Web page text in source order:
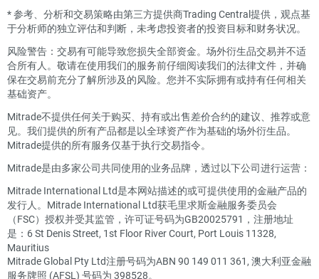
*参考、分析和交易策略由第三方提供商Trading Central提供，观点基
于分析师的独立评估和判断，未考虑投资者的投资目标和财务状况。
风险警告：交易有可能导致您损失全部资金。场外衍生品交易并不适
合所有人。敬请在使用我们的服务前仔细阅读我们的法律文件，并确
保在交易前充分了解所涉及的风险。您并不实际拥有或持有任何相关
基础资产。
Mitrade不提供任何关于购买、持有或出售差价合约的建议、推荐或意
见。我们提供的所有产品都是以全球资产作为基础的场外衍生品。
Mitrade提供的所有服务仅基于执行交易指令。
Mitrade是由多家公司共同使用的业务品牌，透过以下公司进行运营：
Mitrade International Ltd是本网站描述的或可提供使用的金融产品的
发行人。Mitrade International Ltd获毛里求斯金融服务委员会
（FSC）授权并受其监管，许可证号码为GB20025791，注册地址
是：6 St Denis Street, 1st Floor River Court, Port Louis 11328,
Mauritius
Mitrade Global Pty Ltd注册号码为ABN 90 149 011 361, 澳大利亚金融
服务牌照 (AFSL) 号码为 398528。